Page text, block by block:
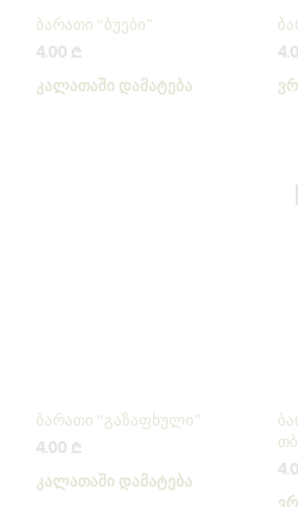
ბარათი “ბუები”
4.00 ₾
ᲙᲐᲚᲐᲗᲐᲨᲘ ᲓᲐᲛᲐᲢᲔᲑᲐ
ბარათი “გაზაფხული”
4.00 ₾
ᲙᲐᲚᲐᲗᲐᲨᲘ ᲓᲐᲛᲐᲢᲔᲑᲐ